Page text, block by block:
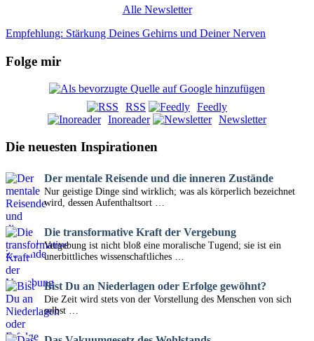
Alle Newsletter
Empfehlung: Stärkung Deines Gehirns und Deiner Nerven
Folge mir
RSS
Feedly
Inoreader
Newsletter
Die neuesten Inspirationen
Der mentale Reisende und die inneren Zustände
Nur geistige Dinge sind wirklich; was als körperlich bezeichnet
wird, dessen Aufenthaltsort …
Die transformative Kraft der Vergebung
Vergebung ist nicht bloß eine moralische Tugend; sie ist ein
unerbittliches wissenschaftliches …
Bist Du an Niederlagen oder Erfolge gewöhnt?
Die Zeit wird stets von der Vorstellung des Menschen von sich
selbst …